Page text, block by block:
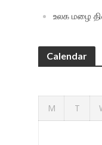
உலக மழை
Calendar
M T